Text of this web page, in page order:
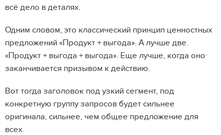
всё дело в деталях.
Одним словом, это классический принцип ценностных
предложений «Продукт + выгода». А лучше две.
«Продукт + выгода + выгода». Еще лучше, когда оно
заканчивается призывом к действию.
Вот тогда заголовок под узкий сегмент, под
конкретную группу запросов будет сильнее
оригинала, сильнее, чем общее предложение для
всех.